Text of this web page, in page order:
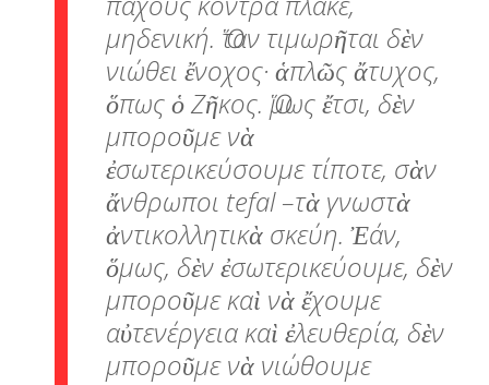
μηδενική. Ὅταν τιμωρῆται δὲν
νιώθει ἔνοχος· ἁπλῶς ἄτυχος,
ὅπως ὁ Ζῆκος. Ὅμως ἔτσι, δὲν
μποροῦμε νὰ
ἐσωτερικεύσουμε τίποτε, σὰν
ἄνθρωποι tefal –τὰ γνωστὰ
ἀντικολλητικὰ σκεύη. Ἐάν,
ὅμως, δὲν ἐσωτερικεύουμε, δὲν
μποροῦμε καὶ νὰ ἔχουμε
αὐτενέργεια καὶ ἐλευθερία, δὲν
μποροῦμε νὰ νιώθουμε